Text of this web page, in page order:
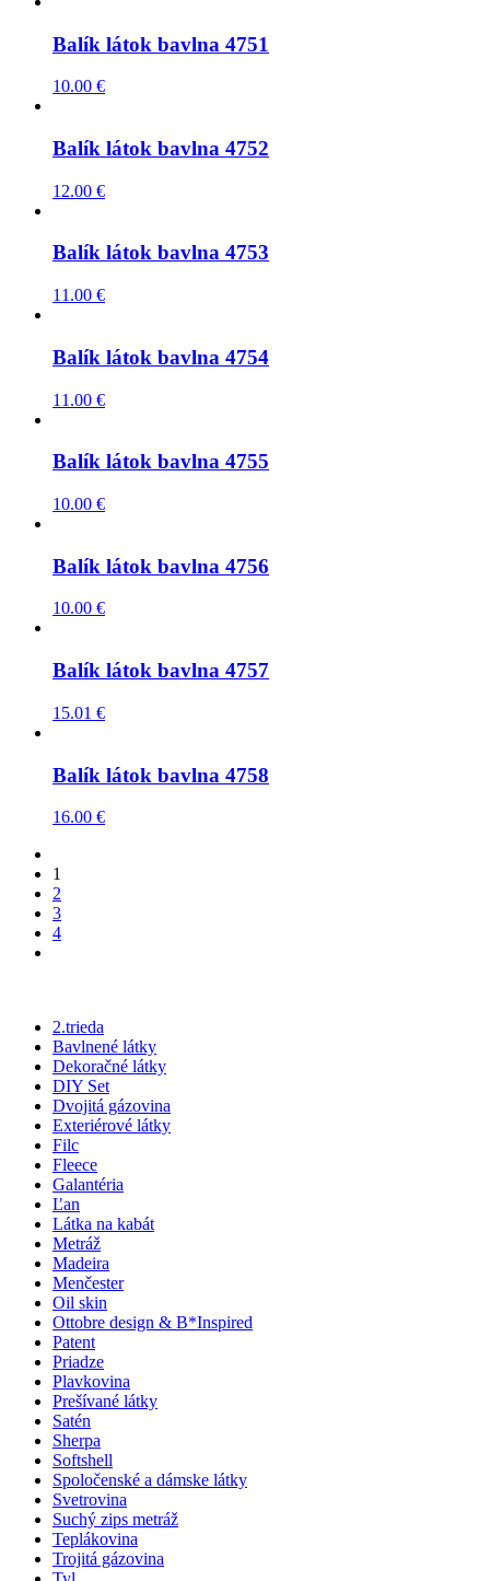
Balík látok bavlna 4751
10.00 €
Balík látok bavlna 4752
12.00 €
Balík látok bavlna 4753
11.00 €
Balík látok bavlna 4754
11.00 €
Balík látok bavlna 4755
10.00 €
Balík látok bavlna 4756
10.00 €
Balík látok bavlna 4757
15.01 €
Balík látok bavlna 4758
16.00 €
1
2
3
4
2.trieda
Bavlnené látky
Dekoračné látky
DIY Set
Dvojitá gázovina
Exteriérové látky
Filc
Fleece
Galantéria
Ľan
Látka na kabát
Metráž
Madeira
Menčester
Oil skin
Ottobre design & B*Inspired
Patent
Priadze
Plavkovina
Prešívané látky
Satén
Sherpa
Softshell
Spoločenské a dámske látky
Svetrovina
Suchý zips metráž
Teplákovina
Trojitá gázovina